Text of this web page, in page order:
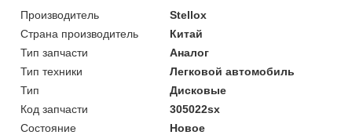
Производитель
Stellox
Страна производитель
Китай
Тип запчасти
Аналог
Тип техники
Легковой автомобиль
Тип
Дисковые
Код запчасти
305022sx
Состояние
Новое